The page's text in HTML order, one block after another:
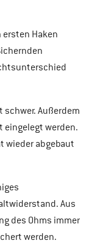
Haken
schwer. Außerdem
eingelegt werden.
wieder abgebaut
Aus
des Ohms immer
werden.